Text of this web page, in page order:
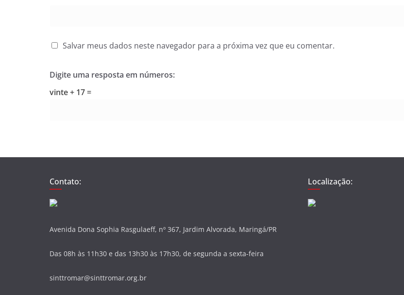
Salvar meus dados neste navegador para a próxima vez que eu comentar.
Digite uma resposta em números:
vinte + 17 =
Contato:
Avenida Dona Sophia Rasgulaeff, nº 367, Jardim Alvorada, Maringá/PR
Das 08h às 11h30 e das 13h30 às 17h30, de segunda a sexta-feira
sinttromar@sinttromar.org.br
Localização: